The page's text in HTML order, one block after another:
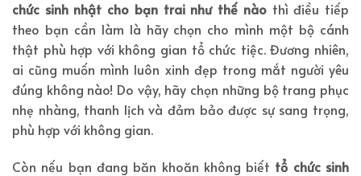
chức sinh nhật cho bạn trai như thế nàothì điều tiếp
theo bạn cần làm là hãy chọn cho mình một bộ cánh
thật phù hợp với không gian tổ chức tiệc. Đương nhiên,
ai cũng muốn mình luôn xinh đẹp trong mắt người yêu
đúng không nào! Do vậy, hãy chọn những bộ trang phục
nhẹ nhàng, thanh lịch và đảm bảo được sự sang trọng,
phù hợp với không gian.
Còn nếu bạn đang băn khoăn không biết tổ chức sinh